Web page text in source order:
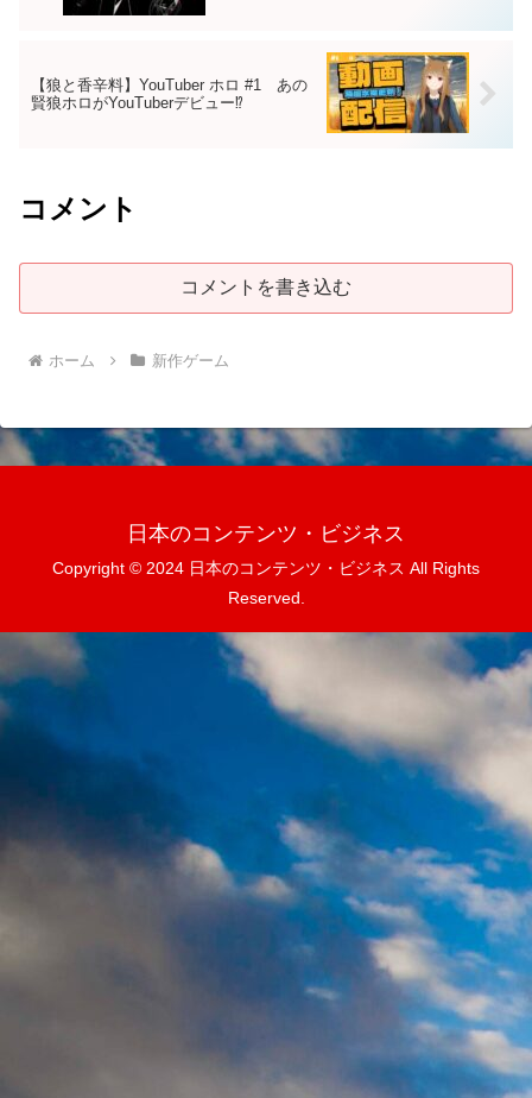
【狼と香辛料】YouTuber ホロ #1 あの
賢狼ホロがYouTuberデビュー⁉
コメント
コメントを書き込む
ホーム 新作ゲーム
日本のコンテンツ・ビジネス
Copyright © 2024 日本のコンテンツ・ビジネス All Rights
Reserved.